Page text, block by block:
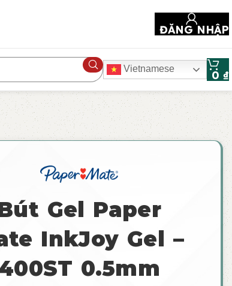
ĐĂNG NHẬP
Vietnamese 0 ₫
Gel Paper
InkJoy Gel –
0.5mm